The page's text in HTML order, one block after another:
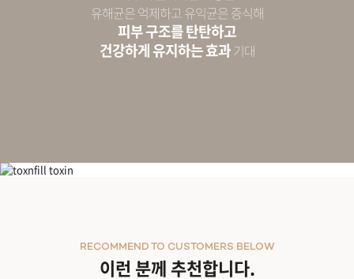
유해균은 억제하고 유익균은 증식해
피부 구조를 탄탄하고
건강하게 유지하는 효과기대
이런 분께 추천합니다.
RECOMMEND TO CUSTOMERS BELOW